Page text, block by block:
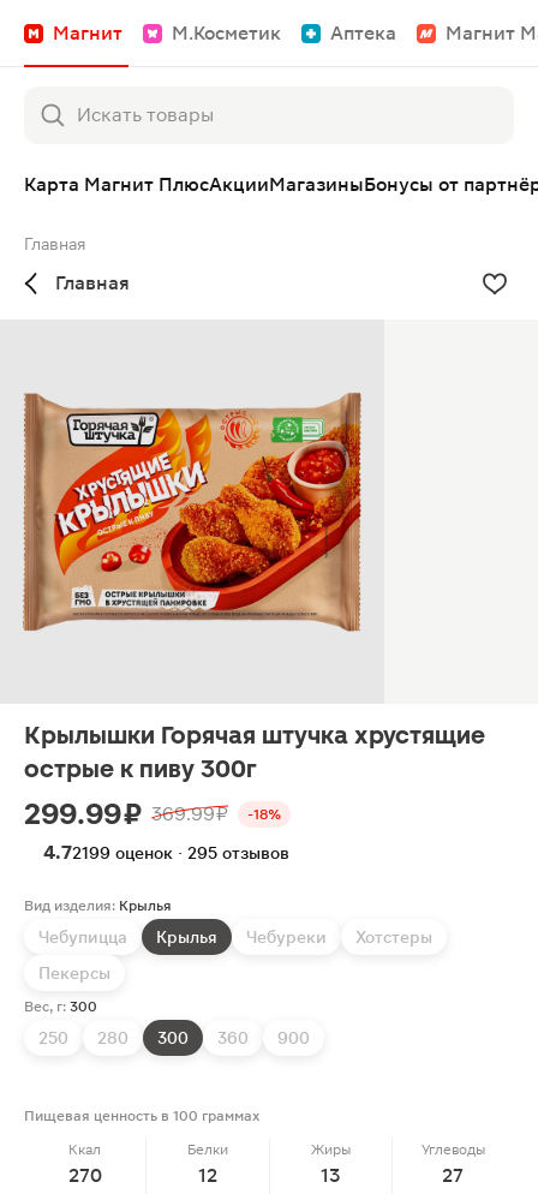
Магнит М.Косметик Аптека Магнит
Карта Магнит ПлюсАкцииМагазиныБонусы от
Главная
Главная
Крылышки Горячая штучка хрустящие
острые к пиву 300г
299.99 ₽ 369.99 ₽ -18%
4.72199 оценок · 295 отзывов
Вид изделия: Крылья
Чебупицца Крылья Чебуреки
Хотстеры
Пекерсы
Вес, г: 300
250 280 300 360 900
Пищевая ценность в 100 граммах
Ккал
270
Белки
12
Жиры
13
Углеводы
27